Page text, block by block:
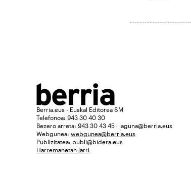
Berria.eus - Euskal Editorea SM
Telefonoa: 943 30 40 30
Bezero arreta: 943 30 43 45 | laguna@berria.eus
Webgunea: webgunea@berria.eus
Publizitatea: publi@bidera.eus
Harremanetan jarri